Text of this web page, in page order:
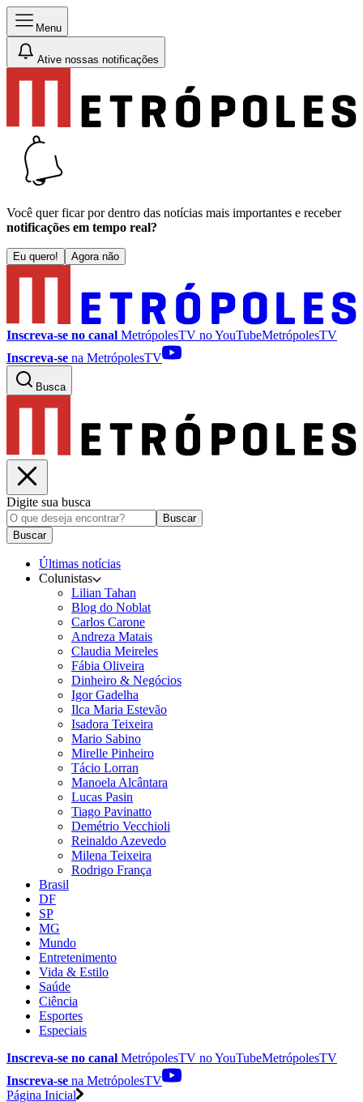
Menu
Ative nossas notificações
Você quer ficar por dentro das notícias mais importantes e receber
notificações em tempo real?
Eu quero! Agora não
Inscreva-se no canal MetrópolesTV noYouTubeMetrópolesTV
Inscreva-se na MetrópolesTV
Busca
Digite sua busca
Buscar
Buscar
Últimas notícias
Colunistas
Lilian Tahan
Blog do Noblat
Carlos Carone
Andreza Matais
Claudia Meireles
Fábia Oliveira
Dinheiro & Negócios
Igor Gadelha
Ilca Maria Estevão
Isadora Teixeira
Mario Sabino
Mirelle Pinheiro
Tácio Lorran
Manoela Alcântara
Lucas Pasin
Tiago Pavinatto
Demétrio Vecchioli
Reinaldo Azevedo
Milena Teixeira
Rodrigo França
Brasil
DF
SP
MG
Mundo
Entretenimento
Vida & Estilo
Saúde
Ciência
Esportes
Especiais
Inscreva-se no canal MetrópolesTV noYouTubeMetrópolesTV
Inscreva-se na MetrópolesTV
Página Inicial